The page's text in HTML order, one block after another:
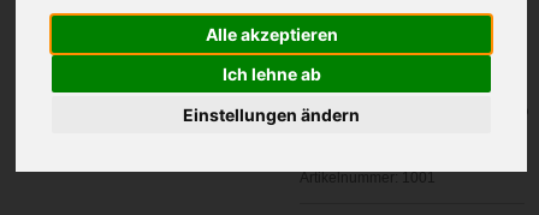
Alle akzeptieren
Ich lehne ab
Einstellungen ändern
Artikelnummer: